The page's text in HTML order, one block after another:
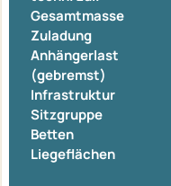
Gesamtmasse
Zuladung
Anhängerlast
(gebremst)
Infrastruktur
Sitzgruppe
Betten
Liegeflächen